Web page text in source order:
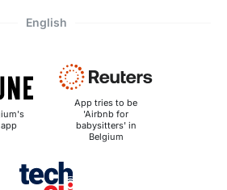
English
App tries to be
'Airbnb for
babysitters' in
Belgium